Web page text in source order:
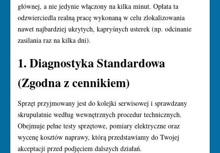
głównej, a nie jedynie włączony na kilka minut. Opłata ta
odzwierciedla realną pracę wykonaną w celu zlokalizowania
nawet najbardziej ukrytych, kapryśnych usterek (np. odcinanie
zasilania raz na kilka dni).
1. Diagnostyka Standardowa
(Zgodna z cennikiem)
Sprzęt przyjmowany jest do kolejki serwisowej i sprawdzany
skrupulatnie według wewnętrznych procedur technicznych.
Obejmuje pełne testy sprzętowe, pomiary elektryczne oraz
wycenę kosztów naprawy, którą przedstawiamy do Twojej
akceptacji przed podjęciem dalszych działań.